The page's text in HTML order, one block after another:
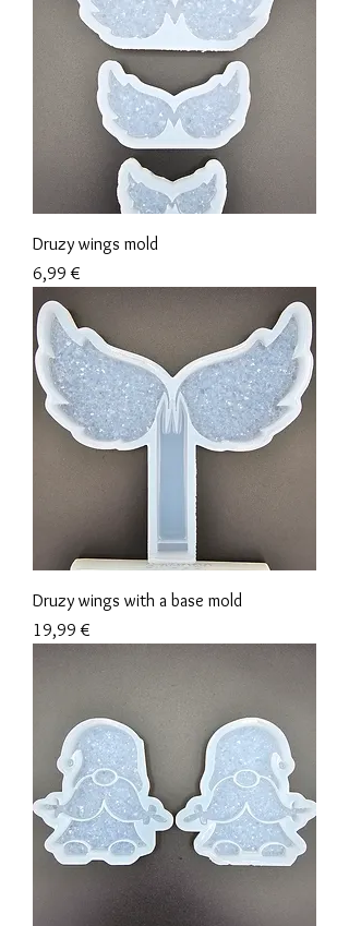
Druzy wings mold
Preis
6,99 €
Druzy wings with a base mold
Preis
19,99 €